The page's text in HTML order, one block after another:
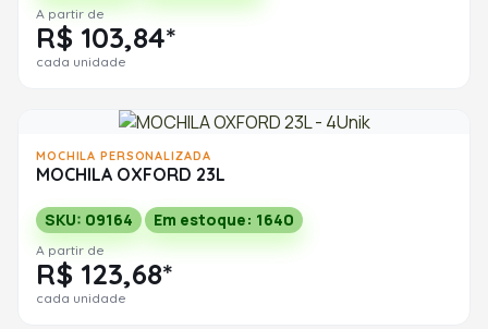
A partir de
R$ 103,84*
cada unidade
MOCHILA PERSONALIZADA
MOCHILA OXFORD 23L
SKU: 09164 Em estoque: 1640
A partir de
R$ 123,68*
cada unidade